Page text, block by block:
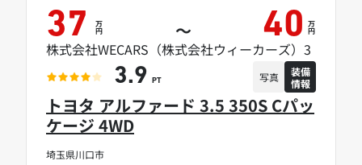
埼玉県川口市
トヨタ アルファード 3.5 350S Cパッ
ケージ 4WD
37 万
円 ～ 40 万
円
株式会社WECARS（株式会社ウィーカーズ）3
3.9 PT 写真
装備
情報